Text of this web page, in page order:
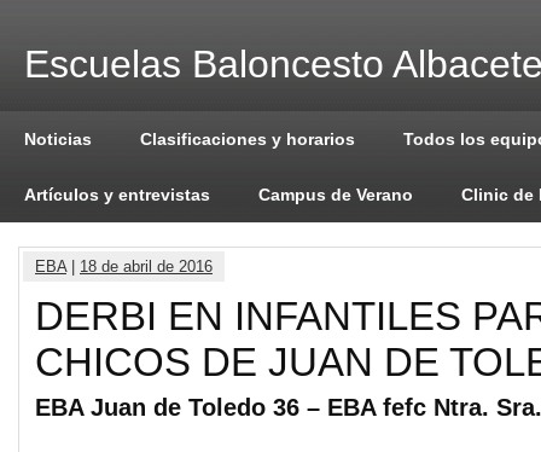
Escuelas Baloncesto
Noticias Clasificaciones y horarios Todos los
Artículos y entrevistas Campus de Verano Clinic de
EBA| 18 de abril de 2016
DERBI EN INFANTILES
CHICOS DE JUAN DE
EBA Juan de Toledo 36 – EBA fefc Ntra.